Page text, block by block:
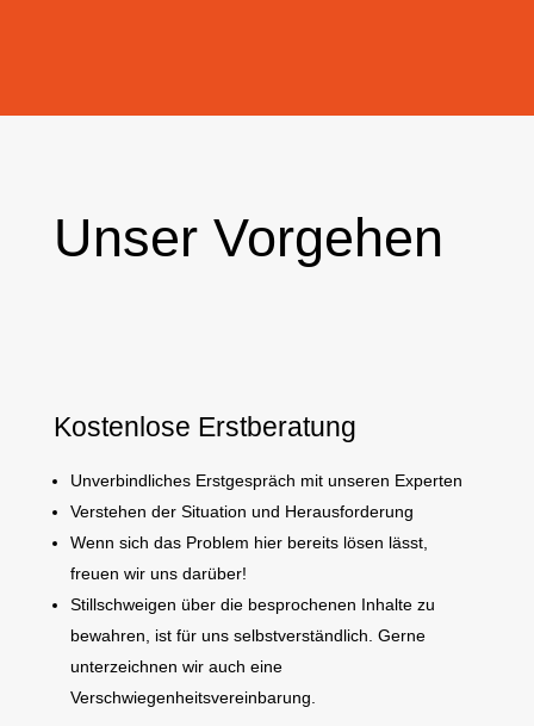
Unser Vorgehen
Kostenlose Erstberatung
Unverbindliches Erstgespräch mit unseren Experten
Verstehen der Situation und Herausforderung
Wenn sich das Problem hier bereits lösen lässt,
freuen wir uns darüber!
Stillschweigen über die besprochenen Inhalte zu
bewahren, ist für uns selbstverständlich. Gerne
unterzeichnen wir auch eine
Verschwiegenheitsvereinbarung.